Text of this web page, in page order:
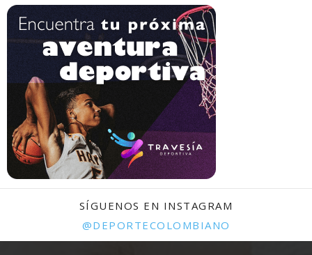
SÍGUENOS EN INSTAGRAM
@DEPORTECOLOMBIANO